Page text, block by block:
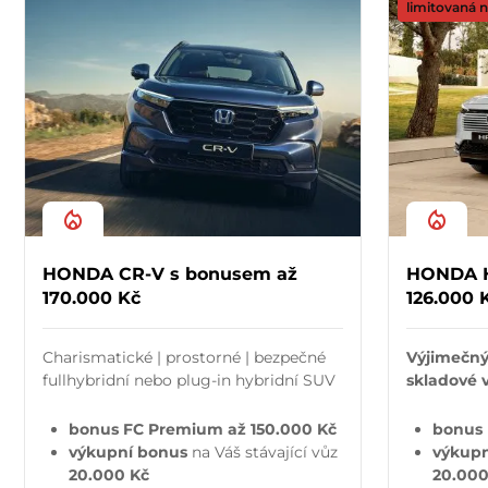
HONDA CR-V s bonusem až
170.000 Kč
Charismatické | prostorné | bezpečné
fullhybridní nebo plug-in hybridní SUV
bonus FC Premium až 150.000 Kč
výkupní bonus na Váš stávající vůz
20.000 Kč
limitovaná
HONDA
126.000
skladové
bonus